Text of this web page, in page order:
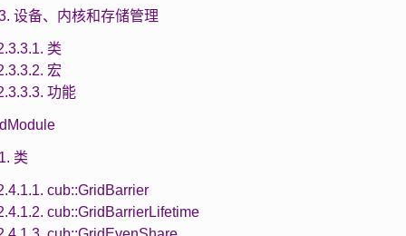
设备、内核和存储管理
类
宏
功能
类
cub::GridBarrier
cub::GridBarrierLifetime